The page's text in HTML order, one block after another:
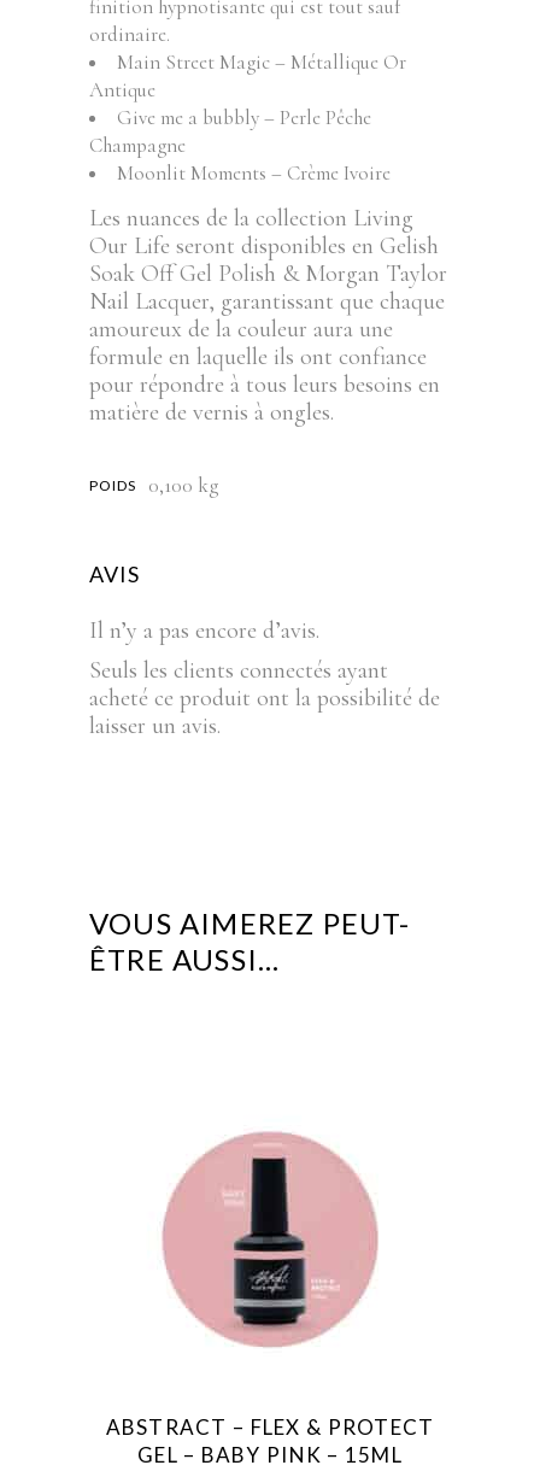
finition hypnotisante qui est tout sauf
ordinaire.
Main Street Magic – Métallique Or
Antique
Give me a bubbly – Perle Pêche
Champagne
Moonlit Moments – Crème Ivoire
Les nuances de la collection Living
Our Life seront disponibles en Gelish
Soak Off Gel Polish & Morgan Taylor
Nail Lacquer, garantissant que chaque
amoureux de la couleur aura une
formule en laquelle ils ont confiance
pour répondre à tous leurs besoins en
matière de vernis à ongles.
POIDS 0,100 kg
AVIS
Il n’y a pas encore d’avis.
Seuls les clients connectés ayant
acheté ce produit ont la possibilité de
laisser un avis.
VOUS AIMEREZ PEUT-
ÊTRE AUSSI…
ABSTRACT – FLEX & PROTECT
GEL – BABY PINK – 15ML